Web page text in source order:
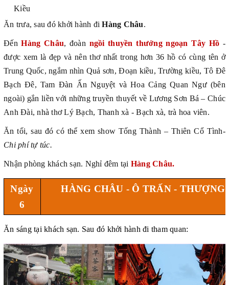
Kiều
Ăn trưa, sau đó khởi hành điHàng Châu.
ĐếnHàng Châu, đoàn ngồi thuyền thưởng ngoạn Tây Hồ -
được xem là đẹp và nên thơ nhất trong hơn 36 hồ có cùng tên ở
Trung Quốc, ngắm nhìn Quả sơn, Đoạn kiều, Trường kiều, Tô Đê
Bạch Đê, Tam Đàn Ấn Nguyệt và Hoa Cảng Quan Ngư (bên
ngoài) gắn liền với những truyền thuyết về Lương Sơn Bá – Chúc
Anh Đài, nhà thơ Lý Bạch, Thanh xà - Bạch xà, trà hoa viên.
Ăn tối, sau đó có thể xem show Tống Thành – Thiên Cổ Tình-
Chi phí tự túc.
Nhận phòng khách sạn. Nghỉ đêm tại Hàng Châu.
Ngày
6
HÀNG CHÂU - Ô TRẤN - THƯỢNG
Ăn sáng tại khách sạn. Sau đó khởi hành đi tham quan: